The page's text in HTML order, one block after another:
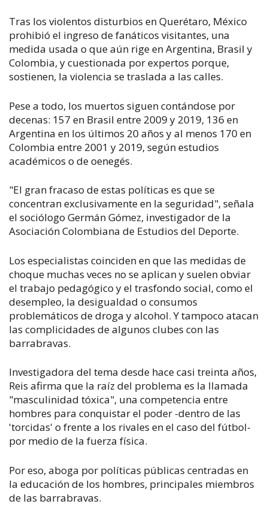
Tras los violentos disturbios en Querétaro, México
prohibió el ingreso de fanáticos visitantes, una
medida usada o que aún rige en Argentina, Brasil y
Colombia, y cuestionada por expertos porque,
sostienen, la violencia se traslada a las calles.
Pese a todo, los muertos siguen contándose por
decenas: 157 en Brasil entre 2009 y 2019, 136 en
Argentina en los últimos 20 años y al menos 170 en
Colombia entre 2001 y 2019, según estudios
académicos o de oenegés.
"El gran fracaso de estas políticas es que se
concentran exclusivamente en la seguridad", señala
el sociólogo Germán Gómez, investigador de la
Asociación Colombiana de Estudios del Deporte.
Los especialistas coinciden en que las medidas de
choque muchas veces no se aplican y suelen obviar
el trabajo pedagógico y el trasfondo social, como el
desempleo, la desigualdad o consumos
problemáticos de droga y alcohol. Y tampoco atacan
las complicidades de algunos clubes con las
barrabravas.
Investigadora del tema desde hace casi treinta años,
Reis afirma que la raíz del problema es la llamada
"masculinidad tóxica", una competencia entre
hombres para conquistar el poder -dentro de las
'torcidas' o frente a los rivales en el caso del fútbol-
por medio de la fuerza física.
Por eso, aboga por políticas públicas centradas en
la educación de los hombres, principales miembros
de las barrabravas.